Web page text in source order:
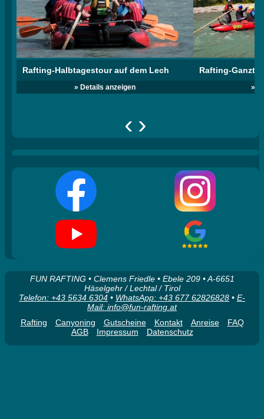
Rafting-Halbtagestour auf dem Lech
» Details anzeigen
Rafting-
»
‹ ›
FUN RAFTING • Clemens Friedle • Ebele 209 • A-6651
Häselgehr / Lechtal / Tirol
Telefon: +43 5634 6304 • WhatsApp: +43 677 62826828 • E-
Mail: info@fun-rafting.at
Rafting
Canyoning Gutscheine Kontakt Anreise
FAQ
AGB
Impressum Datenschutz